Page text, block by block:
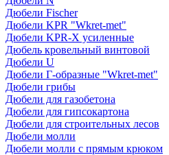
Дюбели Fischer
Дюбели KPR "Wkret-met"
Дюбели KPR-Х усиленные
Дюбель кровельный винтовой
Дюбели U
Дюбели Г-образные "Wkret-met"
Дюбели грибы
Дюбели для газобетона
Дюбели для гипсокартона
Дюбели для строительных лесов
Дюбели молли
Дюбели молли с прямым крюком